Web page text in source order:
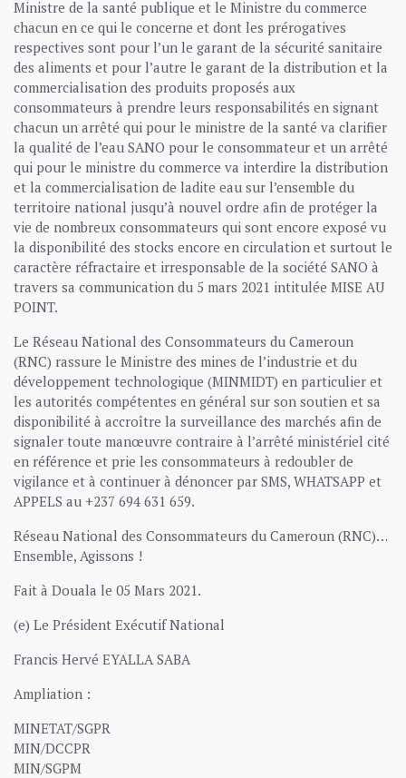
Ministre de la santé publique et le Ministre du commerce
chacun en ce qui le concerne et dont les prérogatives
respectives sont pour l’un le garant de la sécurité sanitaire
des aliments et pour l’autre le garant de la distribution et la
commercialisation des produits proposés aux
consommateurs à prendre leurs responsabilités en signant
chacun un arrêté qui pour le ministre de la santé va clarifier
la qualité de l’eau SANO pour le consommateur et un arrêté
qui pour le ministre du commerce va interdire la distribution
et la commercialisation de ladite eau sur l’ensemble du
territoire national jusqu’à nouvel ordre afin de protéger la
vie de nombreux consommateurs qui sont encore exposé vu
la disponibilité des stocks encore en circulation et surtout le
caractère réfractaire et irresponsable de la société SANO à
travers sa communication du 5 mars 2021 intitulée MISE AU
POINT.
Le Réseau National des Consommateurs du Cameroun
(RNC) rassure le Ministre des mines de l’industrie et du
développement technologique (MINMIDT) en particulier et
les autorités compétentes en général sur son soutien et sa
disponibilité à accroître la surveillance des marchés afin de
signaler toute manœuvre contraire à l’arrêté ministériel cité
en référence et prie les consommateurs à redoubler de
vigilance et à continuer à dénoncer par SMS, WHATSAPP et
APPELS au +237 694 631 659.
Réseau National des Consommateurs du Cameroun (RNC)…
Ensemble, Agissons !
Fait à Douala le 05 Mars 2021.
(e) Le Président Exécutif National
Francis Hervé EYALLA SABA
Ampliation :
MINETAT/SGPR
MIN/DCCPR
MIN/SGPM